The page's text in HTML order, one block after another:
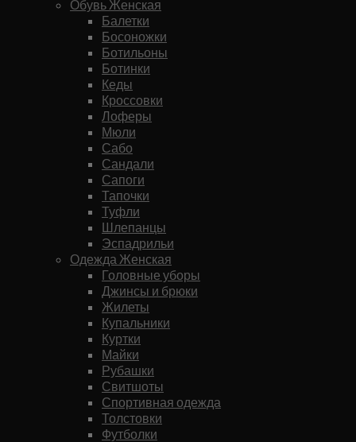
Обувь Женская
Балетки
Босоножки
Ботильоны
Ботинки
Кеды
Кроссовки
Лоферы
Мюли
Сабо
Сандали
Сапоги
Тапочки
Туфли
Шлепанцы
Эспадрильи
Одежда Женская
Головные уборы
Джинсы и брюки
Жилеты
Купальники
Куртки
Майки
Рубашки
Свитшоты
Спортивная одежда
Толстовки
Футболки